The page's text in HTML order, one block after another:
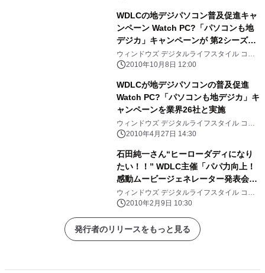
WDLCの地デジパソコン普及促進キャ
ンペーン Watch PC?「パソコンも地
デジカ」キャンペーンが 第2シーズン
に突入 業界31社と展開
ウィンドウズ デジタルライフスタイル コン
ソーシアム(WDLC)
2010年10月8日 12:00
WDLCが地デジパソコンの普及促進
Watch PC?「パソコンも地デジカ」キ
ャンペーンを業界26社と実施
ウィンドウズ デジタルライフスタイル コン
ソーシアム(WDLC)
2010年4月27日 14:30
石田純一さん“ヒーローダディになり
たい！！” WDLC主催「パパ力向上！
感動ムービージェネレーター発表会」
実施
ウィンドウズ デジタルライフスタイル コン
ソーシアム(WDLC)
2010年2月9日 10:30
発行者のリリースをもっと見る